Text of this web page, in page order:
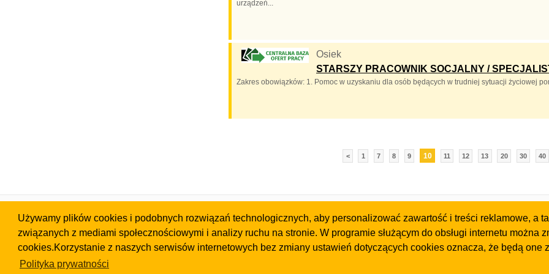
Używamy plików cookies i podobnych rozwiązań technologicznych, aby personalizować zawartość i treści reklamowe, a
związanych z mediami społecznościowymi i analizy ruchu na stronie. W programie służącym do obsługi internetu można
cookies.Korzystanie z naszych serwisów internetowych bez zmiany ustawień dotyczących cookies oznacza, że będą one
Polityka prywatności
urządzeń...
Osiek
STARSZY PRACOWNIK SOCJALNY /
Zakres obowiązków: 1. Pomoc w uzyskaniu dla osób będących w trudniej sytuacji życiowej
< 1 7 8 9 10 11 12 13 20 30 40
Ogłoszenia
Katalog firm
Gadżety
Szukaj
Cennik
Kontakt
Regulamin
Olkusz
Kontakt
Biura nieruchomości
Dealerzy i